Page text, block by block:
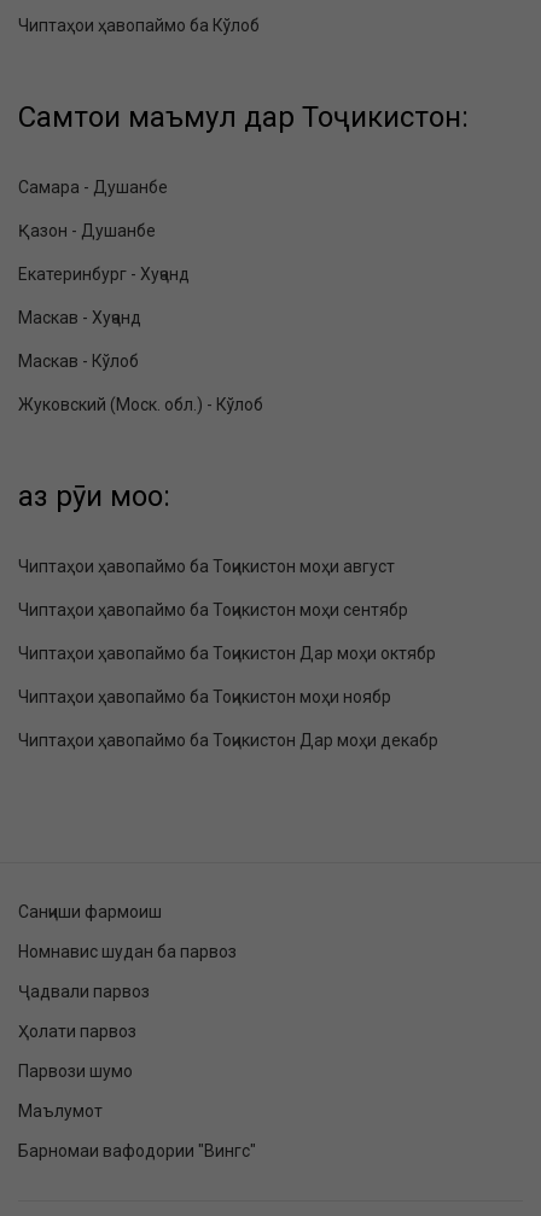
Чиптаҳои ҳавопаймо ба Кўлоб
Самтҳои маъмул дар Тоҷикистон:
Самара - Душанбе
Қазон - Душанбе
Екатеринбург - Хуҷанд
Маскав - Хуҷанд
Маскав - Кўлоб
Жуковский (Моск. обл.) - Кўлоб
аз рӯи моҳҳо:
Чиптаҳои ҳавопаймо ба Тоҷикистон моҳи август
Чиптаҳои ҳавопаймо ба Тоҷикистон моҳи сентябр
Чиптаҳои ҳавопаймо ба Тоҷикистон Дар моҳи октябр
Чиптаҳои ҳавопаймо ба Тоҷикистон моҳи ноябр
Чиптаҳои ҳавопаймо ба Тоҷикистон Дар моҳи декабр
Санҷиши фармоиш
Номнавис шудан ба парвоз
Ҷадвали парвоз
Ҳолати парвоз
Парвози шумо
Маълумот
Барномаи вафодории "Вингс"